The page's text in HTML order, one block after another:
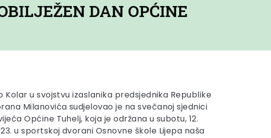
DAN OPĆINE
Kolar u svojstvu izaslanika predsjednika Republike
Milanovića sudjelovao je na svečanoj sjednici
Općine Tuhelj, koja je održana u subotu, 12.
u sportskoj dvorani Osnovne škole Lijepa naša